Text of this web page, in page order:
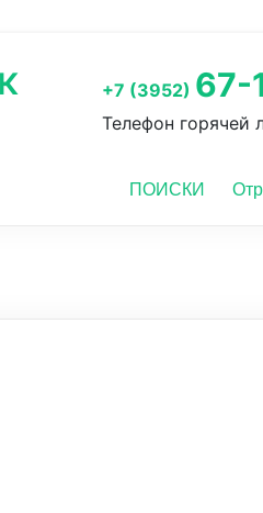
+7 (3952) 67-
Телефон горячей
ПОИСКИ